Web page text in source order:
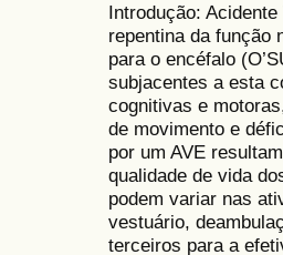
Introdução:
repentina da função
para o encéfalo
subjacentes a esta
cognitivas e
de movimento e
por um AVE
qualidade de vida
podem variar nas
vestuário,
terceiros para a